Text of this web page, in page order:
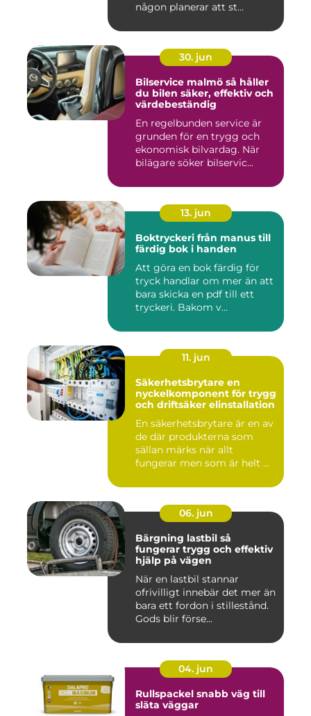
någon planerar att st...
30. jun
Bilservice malmö så håller
du bilen säker, effektiv och
värdebeständig
En regelbunden service är
grunden för en trygg och
ekonomisk bilvardag. När
bilägare söker bilservic...
13. jun
Boktryckeri från manus till
färdig bok i handen
Att göra en bok färdig för
tryck handlar om mer än att
bara skicka en pdf till ett
tryckeri. Bakom v...
11. jun
Säkerhetsbrytare en
nyckelkomponent för trygg
och driftsäker elinstallation
En säkerhetsbrytare är en av
de där produkterna som
sällan märks när allt
fungerar men som är helt ...
06. jun
Bärgning lastbil så
fungerar trygg och effektiv
hjälp på vägen
När en lastbil stannar
ofrivilligt innebär det mer än
bara ett fordon i stillestånd.
Gods blir förse...
04. jun
Rullspackel snabb väg till
släta väggar